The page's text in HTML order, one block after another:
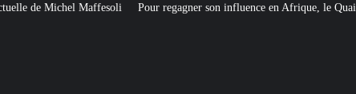
Pour regagner son influence en Afrique, le Quai d’Orsay a choisi… Instagram